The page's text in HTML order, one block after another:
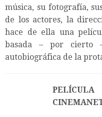
música, su fotografía,
de los actores, la
hace de ella una
basada – por cierto
autobiográfica de la